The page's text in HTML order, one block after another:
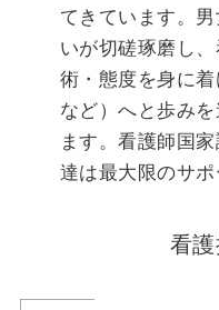
てきています。
いが切磋琢磨し
術・態度を身に
など）へと歩み
ます。看護師国
達は最大限のサポ
看護